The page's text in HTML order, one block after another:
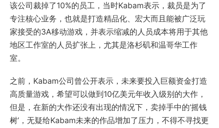
该公司裁掉了10%的员工，当时Kabam表示，裁员是为了
专注核心业务，也就是打造精品化、宏大而且能被广泛玩
家接受的3A移动游戏，并表示缩减的人员成本将用于其他
地区工作室的人员扩张上，尤其是洛杉矶和温哥华工作
室。
之前，Kabam公司曾公开表示，未来要投入巨额资金打造
高质量游戏，希望可以做到10亿美元年收入级别的大作，
但是，在新的大作还没有出现的情况下，卖掉手中的‘摇钱
树’，无疑给Kabam未来的作品增加了压力，不得不寻找更